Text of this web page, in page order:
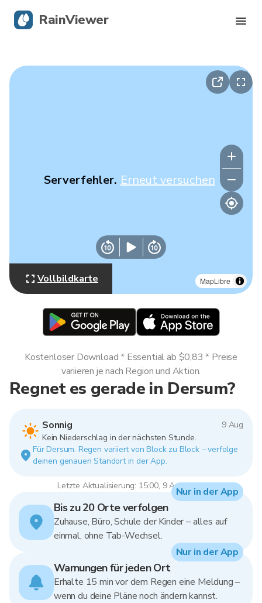
MapLibre
Serverfehler. Erneut versuchen
Vollbildkarte
Regnet es gerade in Dersum?
Sonnig
9 Aug
Kein Niederschlag in der nächsten Stunde.
Für Dersum. Regen variiert von Block zu Block – verfolge
deinen genauen Standort in der App.
Letzte Aktualisierung: 15:00, 9 Aug 2026
Kostenloser Download * Essential ab $0,83 * Preise
variieren je nach Region und Aktion.
Bis zu 20 Orte verfolgen
Zuhause, Büro, Schule der Kinder – alles auf
einmal, ohne Tab-Wechsel.
Nur in der App
Warnungen für jeden Ort
Erhalte 15 min vor dem Regen eine Meldung –
wenn du deine Pläne noch ändern kannst.
Nur in der App
RainViewer